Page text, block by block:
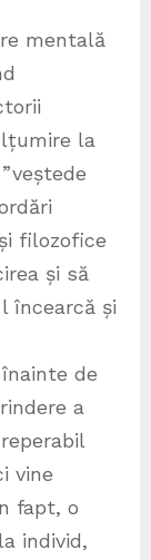
mentală
la
filozofice
și să
încearcă și
de
a
vine
fapt, o
individ,